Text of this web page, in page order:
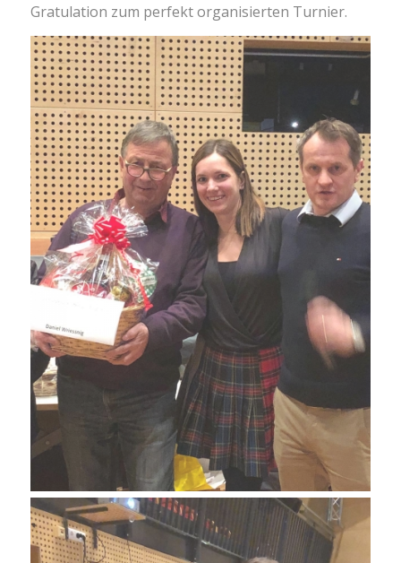
Gratulation zum perfekt organisierten Turnier.